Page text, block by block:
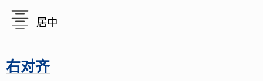
居中
右对齐